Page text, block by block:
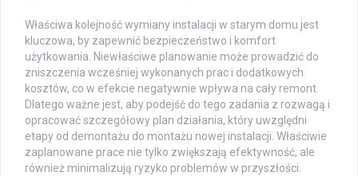
Właściwa kolejność wymiany instalacji w starym domu jest
kluczowa, by zapewnić bezpieczeństwo i komfort
użytkowania. Niewłaściwe planowanie może prowadzić do
zniszczenia wcześniej wykonanych prac i dodatkowych
kosztów, co w efekcie negatywnie wpływa na cały remont.
Dlatego ważne jest, aby podejść do tego zadania z rozwagą i
opracować szczegółowy plan działania, który uwzględni
etapy od demontażu do montażu nowej instalacji. Właściwie
zaplanowane prace nie tylko zwiększają efektywność, ale
również minimalizują ryzyko problemów w przyszłości.